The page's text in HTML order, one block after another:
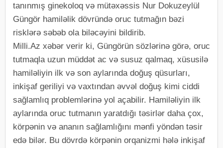
tanınmış ginekoloq və mütəxəssis Nur Dokuzeylül
Güngör hamiləlik dövründə oruc tutmağın bəzi
risklərə səbəb ola biləcəyini bildirib.
Milli.Az xəbər verir ki, Güngörün sözlərinə görə, oruc
tutmaqla uzun müddət ac və susuz qalmaq, xüsusilə
hamiləliyin ilk və son aylarında doğuş qüsurları,
inkişaf geriliyi və vaxtından əvvəl doğuş kimi ciddi
sağlamlıq problemlərinə yol açabilir. Hamiləliyin ilk
aylarında oruc tutmanın yaratdığı təsirlər daha çox,
körpənin və ananın sağlamlığını mənfi yöndən təsir
edə bilər. Bu dövrdə körpənin orqanizmi hələ inkişaf